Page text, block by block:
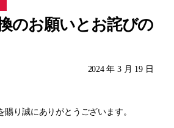
のお願いとお詫びの
2024 年 3 月 19 日
賜り誠にありがとうございます。